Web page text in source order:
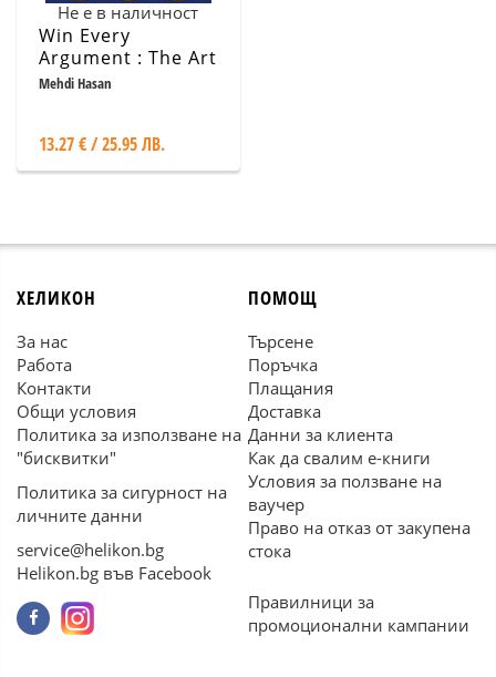
Не е в наличност
Win Every
Argument : The Art
of Debating,
Mehdi Hasan
13.27 € / 25.95 ЛВ.
ХЕЛИКОН
За нас
Работа
Контакти
Общи условия
Политика за използване на
"бисквитки"
Политика за сигурност на
личните данни
service@helikon.bg
Helikon.bg във Facebook
ПОМОЩ
Търсене
Поръчка
Плащания
Доставка
Данни за клиента
Как да свалим е-книги
Условия за ползване на
ваучер
Право на отказ от закупена
стока
Правилници за
промоционални кампании